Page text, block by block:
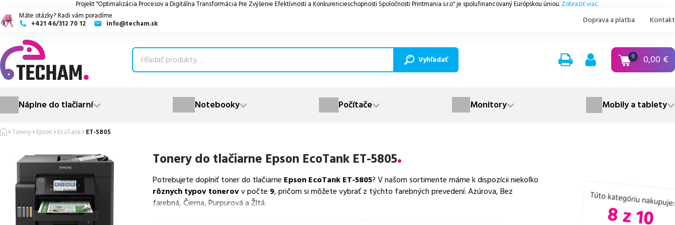
Projekt "Optimalizácia Procesov a Digitálna Transformácia Pre Zvýšenie Efektívnosti a Konkurencieschopnosti Spoločnosti Printmania s.r.o" je spolufinancovaný Európskou úniou. Zobraziť viac.
Máte otázky? Radi vám poradíme
+421 46/312 70 12
info@techam.sk Doprava a platba Kontakt
Vyhľadať 0 0,00 €
Náplne do tlačiarní Notebooky Počítače Monitory Mobily a tablety
Tonery Epson EcoTank ET-5805
Tonery do tlačiarne Epson EcoTank ET-5805
Potrebujete doplniť toner do tlačiarne Epson EcoTank ET-5805? V našom sortimente máme k dispozícii niekoľko
rôznych typov tonerovv počte 9, pričom si môžete vybrať z týchto farebných prevedení: Azúrova, Bez
farebná, Čierna, Purpurová a Žltá.